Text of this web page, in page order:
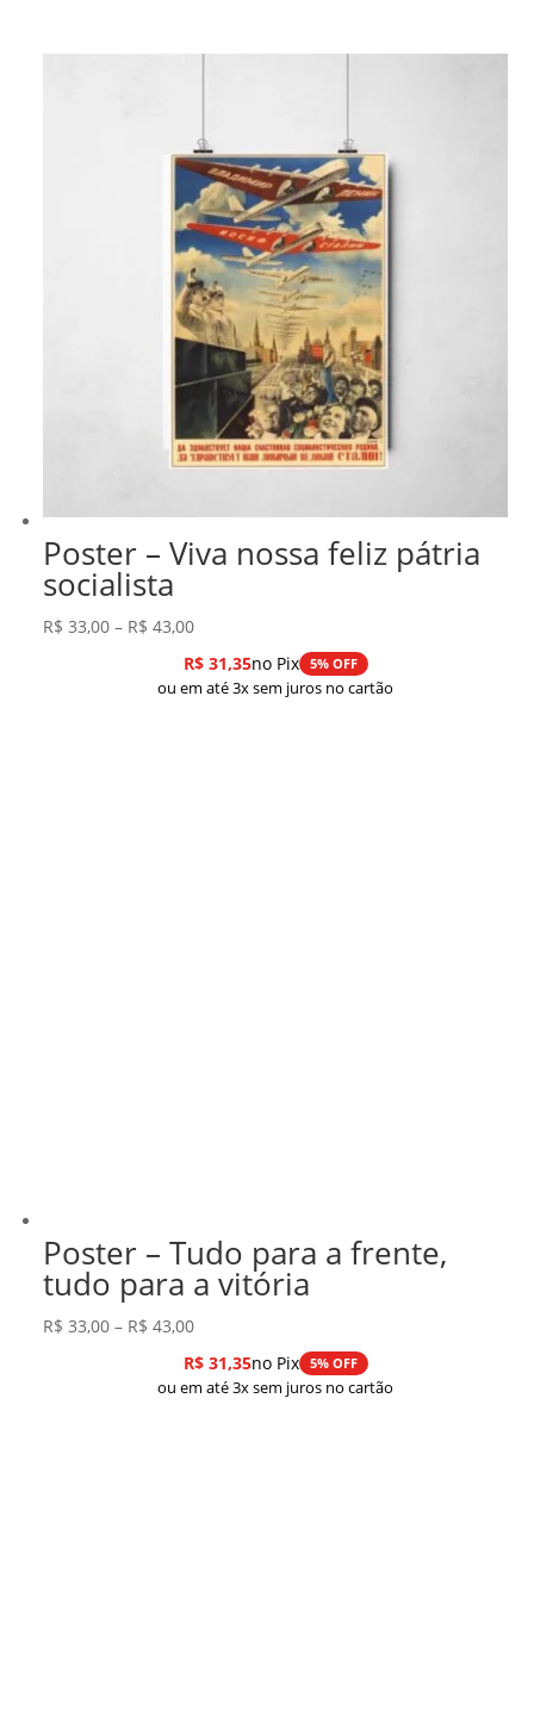
através
Poster – Viva nossa feliz pátria
socialista
R$ 33,00 – R$ 43,00Faixa
de
preço:
R$31,35no Pix 5% OFF
ou em até 3x sem juros no cartão
Poster – Tudo para a frente,
tudo para a vitória
R$ 33,00 – R$ 43,00Faixa
de
preço:
R$31,35no Pix 5% OFF
ou em até 3x sem juros no cartão